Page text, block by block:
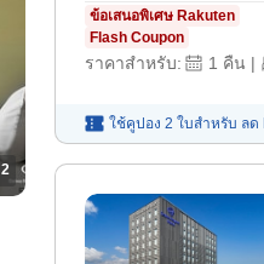
2
ข้อเสนอพิเศษ Rakuten
Flash Coupon
ราคาสำหรับ: 1 คืน |
ใช้คูปอง 2 ใบสำหรับ ลด